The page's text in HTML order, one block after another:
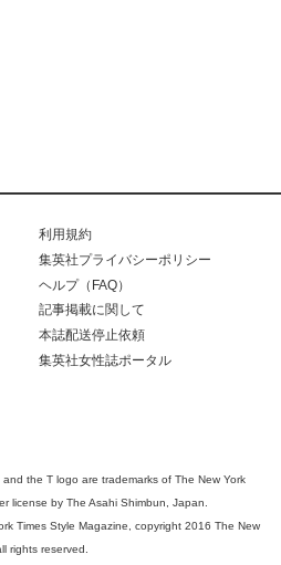
利用規約
集英社プライバシーポリシー
ヘルプ（FAQ）
記事掲載に関して
本誌配送停止依頼
集英社女性誌ポータル
the T logo are trademarks of The New York
license by The Asahi Shimbun, Japan.
Times Style Magazine, copyright 2016 The New
rights reserved.